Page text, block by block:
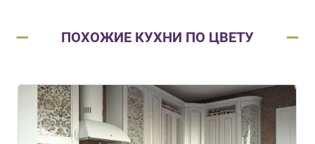
ПОХОЖИЕ КУХНИ ПО ЦВЕТУ